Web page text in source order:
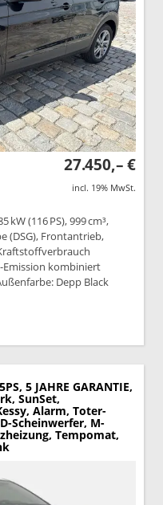
27.450,– €
incl. 19% MwSt.
kW (116 PS), 999 cm³,
(DSG), Frontantrieb,
Emission kombiniert
Depp Black
drucken
5 JAHRE GARANTIE,
SunSet,
Alarm, Toter-
Scheinwerfer, M-
Tempomat,